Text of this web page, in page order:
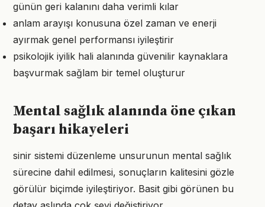
günün geri kalanını daha verimli kılar
anlam arayışı konusuna özel zaman ve enerji
ayırmak genel performansı iyileştirir
psikolojik iyilik hali alanında güvenilir kaynaklara
başvurmak sağlam bir temel oluşturur
Mental sağlık alanında öne çıkan
başarı hikayeleri
sinir sistemi düzenleme unsurunun mental sağlık
sürecine dahil edilmesi, sonuçların kalitesini gözle
görülür biçimde iyileştiriyor. Basit gibi görünen bu